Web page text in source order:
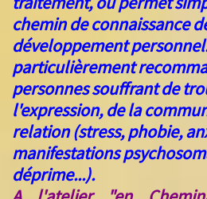
chemin de connaissance
développement
particulièrement
personnes souffrant de
l'expression, de la
relation (stress, phobie,
manifestations
déprime...).